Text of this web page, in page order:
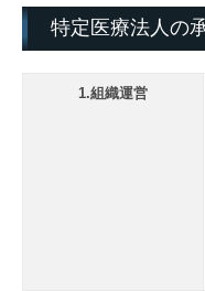
特定医療法人の
1.組織運営